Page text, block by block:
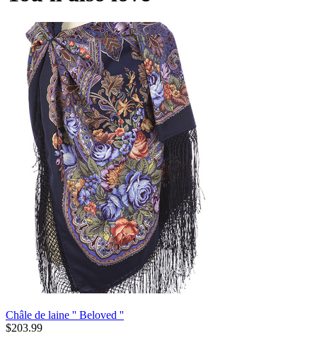
Châle de laine '' Beloved ''
$203.99